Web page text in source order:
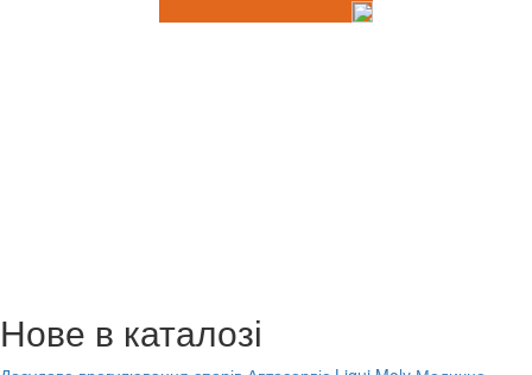
Нове в каталозі